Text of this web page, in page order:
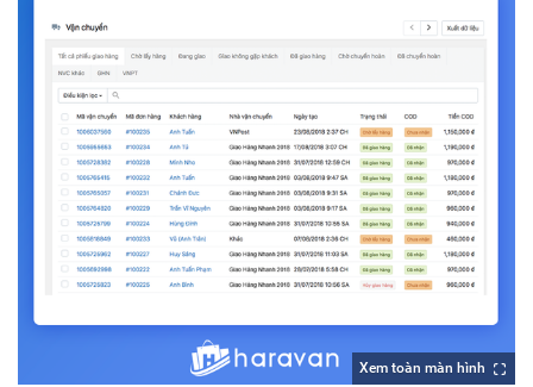
Xem toàn màn hình